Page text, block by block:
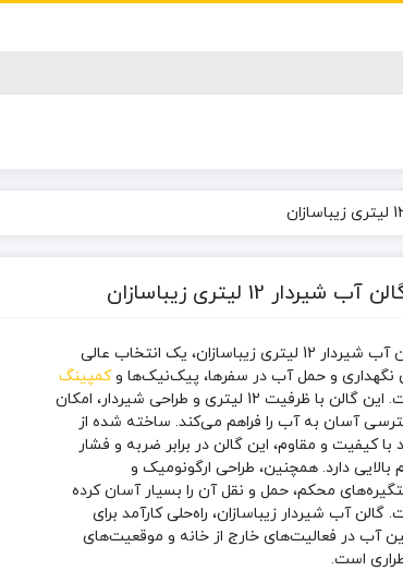
آب شیردار 12 لیتری زیباسازان
گالن آب شیردار 12 لیتری زیباسازان، یک انتخاب عالی
نگهداری و حمل آب در سفرها، پیک‌نیک‌ها وکمپینگ
است. این گالن با ظرفیت 12 لیتری و طراحی شیردار، امکان
آسان به آب را فراهم می‌کند. ساخته شده از
با کیفیت و مقاوم، این گالن در برابر ضربه و فشار
بالایی دارد. همچنین، طراحی ارگونومیک و
محکم، حمل و نقل آن را بسیار آسان کرده
گالن آب شیردار زیباسازان، راه‌حلی کارآمد برای
آب در فعالیت‌های خارج از خانه و موقعیت‌های
است.